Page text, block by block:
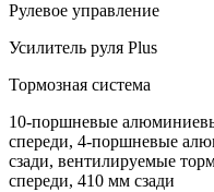
Рулевое управление
Усилитель руля Plus
Тормозная система
10-поршневые
спереди, 4-поршневые
сзади, вентилируемые
спереди, 410 мм сзади